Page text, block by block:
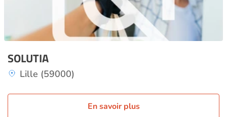
SOLUTIA
Lille (59000)
En savoir plus